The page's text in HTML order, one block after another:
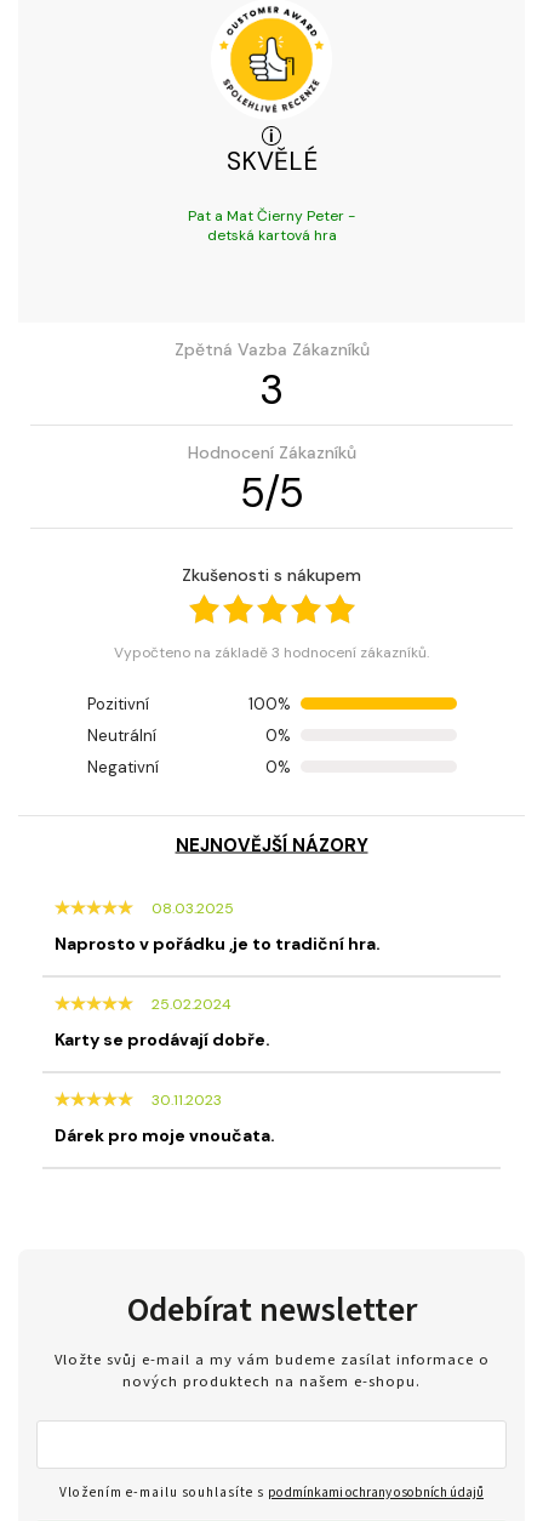
SKVĚLÉ
Pat a Mat Čierny Peter -
detská kartová hra
Zpětná Vazba Zákazníků
3
Hodnocení Zákazníků
5/5
Zkušenosti s nákupem
Vypočteno na základě 3 hodnocení zákazníků.
Pozitivní
100%
Neutrální
0%
Negativní
0%
NEJNOVĚJŠÍ NÁZORY
08.03.2025
Naprosto v pořádku ,je to tradiční hra.
25.02.2024
Karty se prodávají dobře.
30.11.2023
Dárek pro moje vnoučata.
Odebírat newsletter
Vložte svůj e-mail a my vám budeme zasílat informace o
nových produktech na našem e-shopu.
Vložením e-mailu souhlasíte s podmínkami ochrany osobních údajů